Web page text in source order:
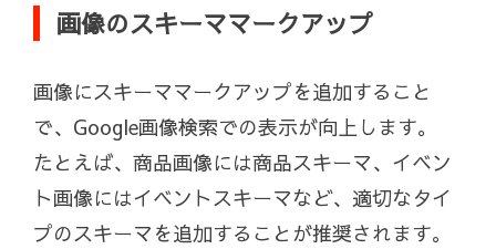
画像のスキーママークアップ
画像にスキーママークアップを追加すること
で、Google画像検索での表示が向上します。
たとえば、商品画像には商品スキーマ、イベン
ト画像にはイベントスキーマなど、適切なタイ
プのスキーマを追加することが推奨されます。